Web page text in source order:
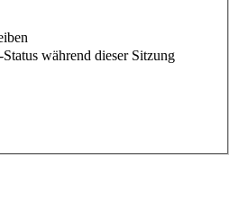
während dieser Sitzung